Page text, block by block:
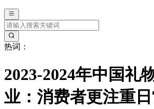
热词：
2023-2024年中国礼
业：消费者更注重